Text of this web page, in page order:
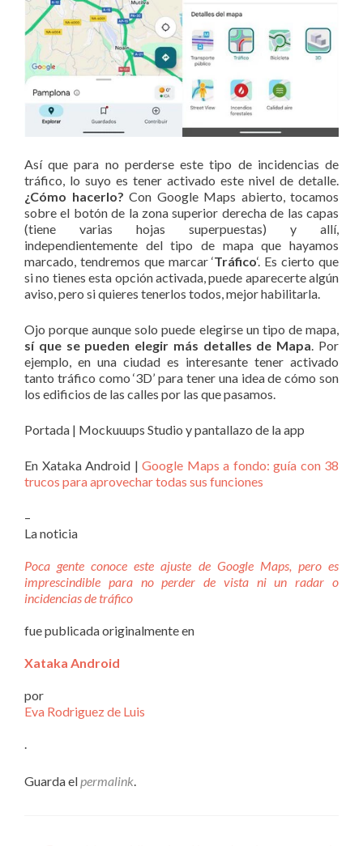
Así que para no perderse este tipo de incidencias de
tráfico, lo suyo es tener activado este nivel de detalle.
¿Cómo hacerlo? Con Google Maps abierto, tocamos
sobre el botón de la zona superior derecha de las capas
(tiene varias hojas superpuestas) y allí,
independientemente del tipo de mapa que hayamos
marcado, tendremos que marcar ‘Tráfico‘. Es cierto que
si no tienes esta opción activada, puede aparecerte algún
aviso, pero si quieres tenerlos todos, mejor habilitarla.
Ojo porque aunque solo puede elegirse un tipo de mapa,
sí que se pueden elegir más detalles de Mapa. Por
ejemplo, en una ciudad es interesante tener activado
tanto tráfico como ‘3D’ para tener una idea de cómo son
los edificios de las calles por las que pasamos.
Portada | Mockuuups Studio y pantallazo de la app
En Xataka Android | Google Maps a fondo: guía con 38
trucos para aprovechar todas sus funciones
–
La noticia
Poca gente conoce este ajuste de Google Maps, pero es
imprescindible para no perder de vista ni un radar o
incidencias de tráfico
fue publicada originalmente en
Xataka Android
por
Eva Rodriguez de Luis
.
Guarda elpermalink.